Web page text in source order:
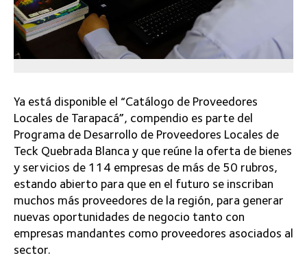
Ya está disponible el “Catálogo de Proveedores
Locales de Tarapacá”, compendio es parte del
Programa de Desarrollo de Proveedores Locales de
Teck Quebrada Blanca y que reúne la oferta de bienes
y servicios de 114 empresas de más de 50 rubros,
estando abierto para que en el futuro se inscriban
muchos más proveedores de la región, para generar
nuevas oportunidades de negocio tanto con
empresas mandantes como proveedores asociados al
sector.